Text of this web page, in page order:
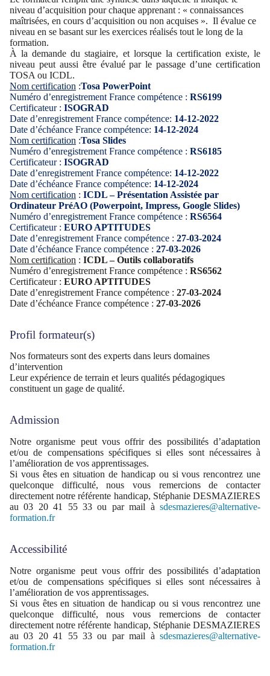
niveau d’acquisition pour chaque apprenant : « connaissances
maîtrisées, en cours d’acquisition ou non acquises ». Il évalue ce
niveau en se basant sur les exercices réalisés tout le long de la
formation.
À la demande du stagiaire, et lorsque la certification existe, le
niveau peut aussi être évalué par le passage d’une certification
TOSA ou ICDL.
Nom certification :Tosa PowerPoint
Numéro d’enregistrement France compétence : RS6199
Certificateur : ISOGRAD
Date d’enregistrement France compétence: 14-12-2022
Date d’échéance France compétence: 14-12-2024
Nom certification :Tosa Slides
Numéro d’enregistrement France compétence : RS6185
Certificateur : ISOGRAD
Date d’enregistrement France compétence: 14-12-2022
Date d’échéance France compétence: 14-12-2024
Nom certification : ICDL – Présentation Assistée par
Ordinateur PréAO (Powerpoint, Impress, Google Slides)
Numéro d’enregistrement France compétence : RS6564
Certificateur : EURO APTITUDES
Date d’enregistrement France compétence : 27-03-2024
Date d’échéance France compétence : 27-03-2026
Nom certification : ICDL – Outils collaboratifs
Numéro d’enregistrement France compétence : RS6562
Certificateur : EURO APTITUDES
Date d’enregistrement France compétence : 27-03-2024
Date d’échéance France compétence : 27-03-2026
Profil formateur(s)
Nos formateurs sont des experts dans leurs domaines
d’intervention
Leur expérience de terrain et leurs qualités pédagogiques
constituent un gage de qualité.
Admission
Notre organisme peut vous offrir des possibilités d’adaptation
et/ou de compensations spécifiques si elles sont nécessaires à
l’amélioration de vos apprentissages.
Si vous êtes en situation de handicap ou si vous rencontrez une
quelconque difficulté, nous vous remercions de contacter
directement notre référente handicap, Stéphanie DESMAZIERES
au 03 20 41 55 33 ou par mail à sdesmazieres@alternative-
formation.fr
Accessibilité
Notre organisme peut vous offrir des possibilités d’adaptation
et/ou de compensations spécifiques si elles sont nécessaires à
l’amélioration de vos apprentissages.
Si vous êtes en situation de handicap ou si vous rencontrez une
quelconque difficulté, nous vous remercions de contacter
directement notre référente handicap, Stéphanie DESMAZIERES
au 03 20 41 55 33 ou par mail à sdesmazieres@alternative-
formation.fr